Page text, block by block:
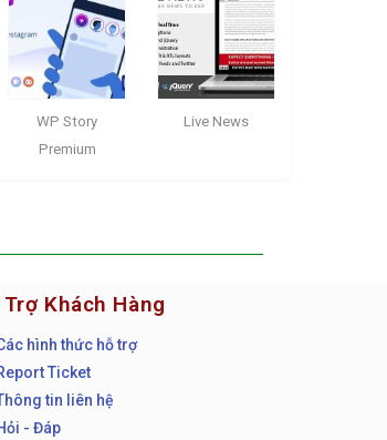
WP Story
Premium
Live News
Trợ Khách Hàng
hình thức hỗ trợ
Ticket
tin liên hệ
- Đáp